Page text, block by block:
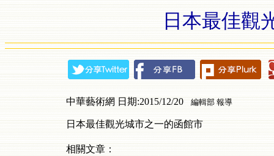
日本最佳觀
中華藝術網 日期:2015/12/20 編輯部 報導
日本最佳觀光城市之一的函館市
相關文章：